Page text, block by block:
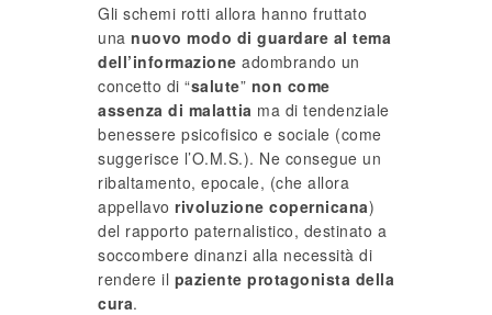
Gli schemi rotti allora hanno fruttato
una nuovo modo di guardare al tema
dell’informazione adombrando un
concetto di “salute” non come
assenza di malattia ma di tendenziale
benessere psicofisico e sociale (come
suggerisce l’O.M.S.). Ne consegue un
ribaltamento, epocale, (che allora
appellavo rivoluzione copernicana)
del rapporto paternalistico, destinato a
soccombere dinanzi alla necessità di
rendere il paziente protagonista della
cura.